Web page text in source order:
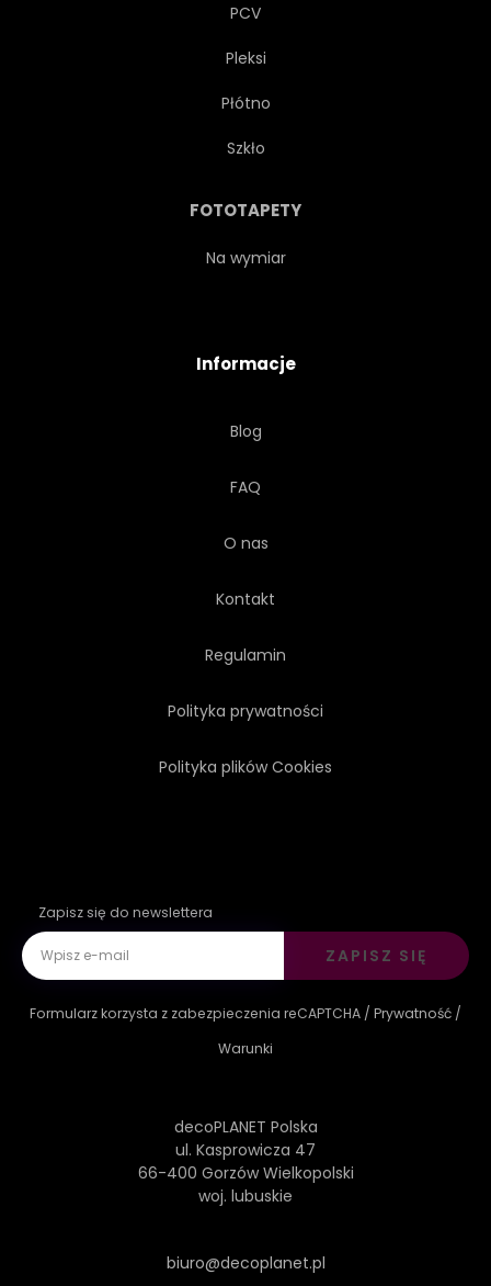
BIAŁY
PCV
Pleksi
Płótno
Szkło
FOTOTAPETY
Na wymiar
Informacje
Blog
FAQ
O nas
Kontakt
Regulamin
Polityka prywatności
Polityka plików Cookies
Zapisz się do newslettera
ZAPISZ SIĘ
Formularz korzysta z zabezpieczenia reCAPTCHA / Prywatność /
Warunki
decoPLANET Polska
ul. Kasprowicza 47
66-400 Gorzów Wielkopolski
woj. lubuskie
biuro@decoplanet.pl